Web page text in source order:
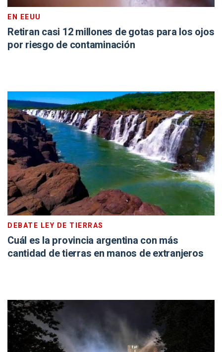
EN EEUU
Retiran casi 12 millones de gotas para los ojos
por riesgo de contaminación
DEBATE LEY DE TIERRAS
Cuál es la provincia argentina con más
cantidad de tierras en manos de extranjeros